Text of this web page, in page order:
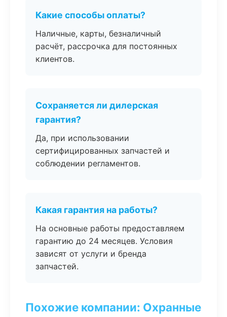
Какие способы оплаты?
Наличные, карты, безналичный
расчёт, рассрочка для постоянных
клиентов.
Сохраняется ли дилерская
гарантия?
Да, при использовании
сертифицированных запчастей и
соблюдении регламентов.
Какая гарантия на работы?
На основные работы предоставляем
гарантию до 24 месяцев. Условия
зависят от услуги и бренда
запчастей.
Похожие компании: Охранные